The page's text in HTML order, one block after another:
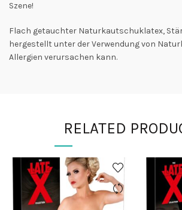
Szene!
Flach getauchter Naturkautschuklatex,
hergestellt unter der Verwendung von
Allergien verursachen kann.
RELATED